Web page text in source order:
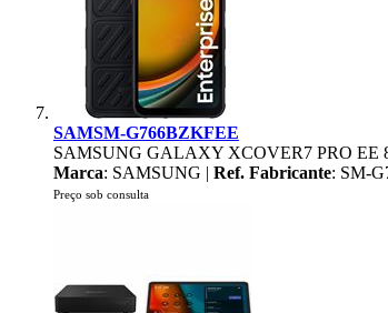
SAMSM-G766BZKFEE
SAMSUNG GALAXY XCOVER7 PRO EE
Marca: SAMSUNG | Ref. Fabricante: SM-
Preço sob consulta